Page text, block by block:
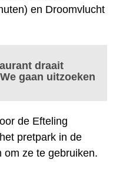
en Droomvlucht
draait
gaan uitzoeken
de Efteling
pretpark in de
om ze te gebruiken.